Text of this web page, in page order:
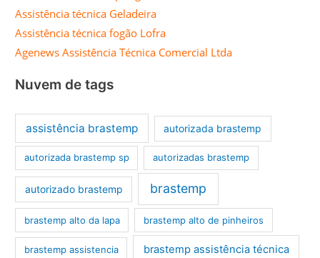
Assistência técnica Geladeira
Assistência técnica fogão Lofra
Agenews Assistência Técnica Comercial Ltda
Nuvem de tags
assistência brastemp autorizada brastemp
autorizada brastemp sp autorizadas brastemp
autorizado brastemp brastemp
brastemp alto da lapa brastemp alto de pinheiros
brastemp assistencia brastemp assistência técnica